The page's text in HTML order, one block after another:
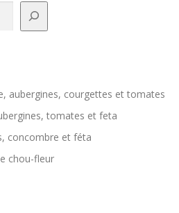
aubergines, courgettes et tomates
tomates et feta
concombre et féta
chou-fleur